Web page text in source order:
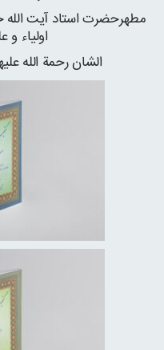
مطهرحضرت استاد آیت الله
اولیاء و
الشان رحمة الله